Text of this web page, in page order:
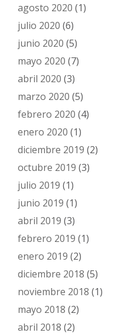
agosto 2020 (1)
julio 2020 (6)
junio 2020 (5)
mayo 2020 (7)
abril 2020 (3)
marzo 2020 (5)
febrero 2020 (4)
enero 2020 (1)
diciembre 2019 (2)
octubre 2019 (3)
julio 2019 (1)
junio 2019 (1)
abril 2019 (3)
febrero 2019 (1)
enero 2019 (2)
diciembre 2018 (5)
noviembre 2018 (1)
mayo 2018 (2)
abril 2018 (2)